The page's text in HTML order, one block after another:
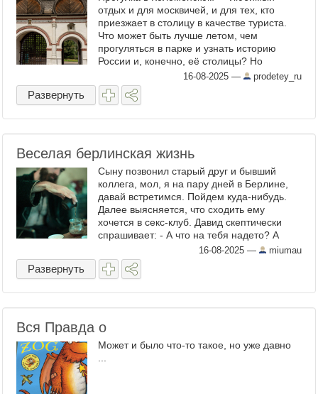
отдых и для москвичей, и для тех, кто
приезжает в столицу в качестве туриста.
Что может быть лучше летом, чем
прогуляться в парке и узнать историю
России и, конечно, её столицы? Но
Коломенское — это отнюдь не только
притягательный дворец Алексея ...
16-08-2025 — prodetey_ru
Развернуть
Веселая берлинская жизнь
Сыну позвонил старый друг и бывший
коллега, мол, я на пару дней в Берлине,
давай встретимся. Пойдем куда-нибудь.
Далее выясняется, что сходить ему
хочется в секс-клуб. Давид скептически
спрашивает: - А что на тебя надето? А
надето - ничего особенного. Ладно, в
Берлине полно ...
16-08-2025 — miumau
Развернуть
Вся Правда о
Может и было что-то такое, но уже давно